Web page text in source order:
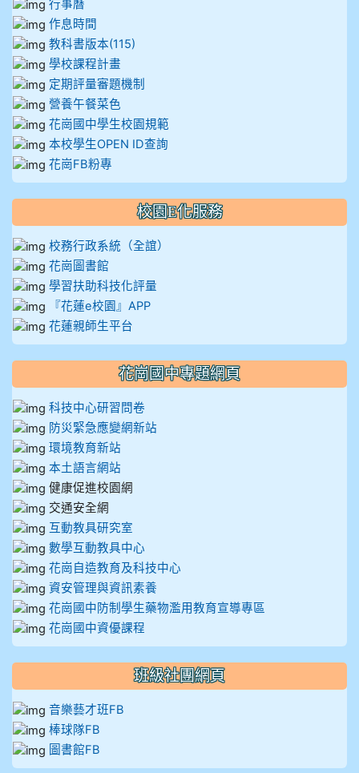
行事曆
作息時間
教科書版本(115)
學校課程計畫
定期評量審題機制
營養午餐菜色
花崗國中學生校園規範
本校學生OPEN ID查詢
花崗FB粉專
校園E化服務
校務行政系統（全誼）
花崗圖書館
學習扶助科技化評量
『花蓮e校園』APP
花蓮親師生平台
花崗國中專題網頁
科技中心研習問卷
防災緊急應變網新站
環境教育新站
本土語言網站
健康促進校園網
交通安全網
互動教具研究室
數學互動教具中心
花崗自造教育及科技中心
資安管理與資訊素養
花崗國中防制學生藥物濫用教育宣導專區
花崗國中資優課程
班級社團網頁
音樂藝才班FB
棒球隊FB
圖書館FB